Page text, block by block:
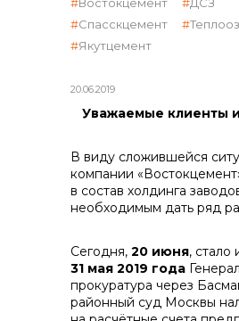
объявленные
реализация
контакты отдела
20.06.2019
Спасскцемент
Якутцемент
Уважаемые клиенты
В виду сложившейся
компании
в состав холдинга
необходимым дать ряд
Сегодня, 20 июня, стало
31 мая 2019 года
прокуратура через
районный суд Москвы